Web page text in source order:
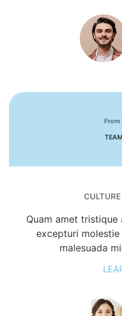
Quam amet
excepturi
malesuada